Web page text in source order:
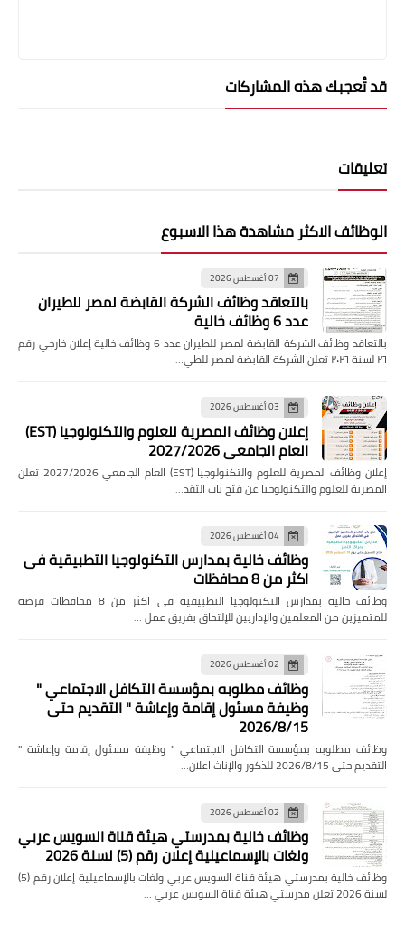
قد تُعجبك هذه المشاركات
تعليقات
الوظائف الاكثر مشاهدة هذا الاسبوع
07 أغسطس 2026
بالتعاقد وظائف الشركة القابضة لمصر للطيران
عدد 6 وظائف خالية
بالتعاقد وظائف الشركة القابضة لمصر للطيران عدد 6 وظائف خالية إعلان خارجي رقم
٢٦ لسنة ٢٠٢٦ تعلن الشركة القابضة لمصر للطي…
03 أغسطس 2026
إعلان وظائف المصرية للعلوم والتكنولوجيا (EST)
العام الجامعي 2027/2026
إعلان وظائف المصرية للعلوم والتكنولوجيا (EST) العام الجامعي 2027/2026 تعلن
المصرية للعلوم والتكنولوجيا عن فتح باب التقد…
04 أغسطس 2026
وظائف خالية بمدارس التكنولوجيا التطبيقية فى
اكثر من 8 محافظات
وظائف خالية بمدارس التكنولوجيا التطبيقية فى اكثر من 8 محافظات فرصة
للمتميزين من المعلمين والإداريين للإلتحاق بفريق عمل …
02 أغسطس 2026
وظائف مطلوبه بمؤسسة التكافل الاجتماعي "
وظيفة مسئول إقامة وإعاشة " التقديم حتى
2026/8/15
وظائف مطلوبه بمؤسسة التكافل الاجتماعي " وظيفة مسئول إقامة وإعاشة "
التقديم حتى 2026/8/15 للذكور والإناث اعلان…
02 أغسطس 2026
وظائف خالية بمدرستي هيئة قناة السويس عربي
ولغات بالإسماعيلية إعلان رقم (5) لسنة 2026
وظائف خالية بمدرستي هيئة قناة السويس عربي ولغات بالإسماعيلية إعلان رقم (5)
لسنة 2026 تعلن مدرستي هيئة قناة السويس عربي …